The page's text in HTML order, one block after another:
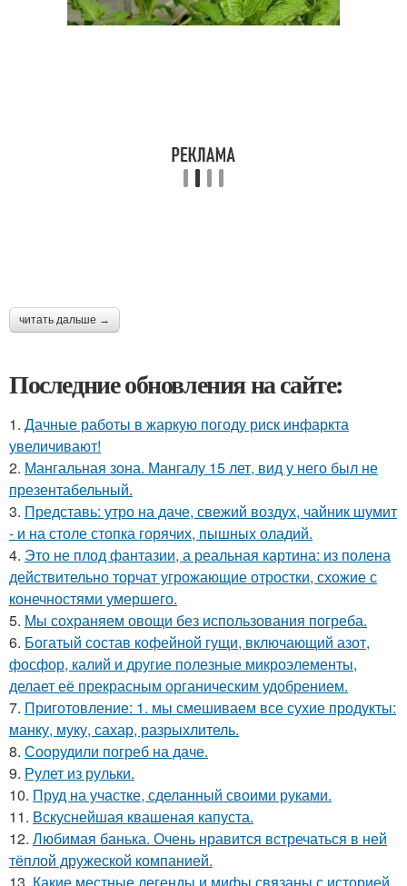
читать дальше →
Последние обновления на сайте:
1. Дачные работы в жаркую погоду риск инфаркта
увеличивают!
2. Мангальная зона. Мангалу 15 лет, вид у него был не
презентабельный.
3. Представь: утро на даче, свежий воздух, чайник шумит
- и на столе стопка горячих, пышных оладий.
4. Это не плод фантазии, а реальная картина: из полена
действительно торчат угрожающие отростки, схожие с
конечностями умершего.
5. Мы сохраняем овощи без использования погреба.
6. Богатый состав кофейной гущи, включающий азот,
фосфор, калий и другие полезные микроэлементы,
делает её прекрасным органическим удобрением.
7. Приготовление: 1. мы смешиваем все сухие продукты:
манку, муку, сахар, разрыхлитель.
8. Соорудили погреб на даче.
9. Рулет из рульки.
10. Пруд на участке, сделанный своими руками.
11. Вскуснейшая квашеная капуста.
12. Любимая банька. Очень нравится встречаться в ней
тёплой дружеской компанией.